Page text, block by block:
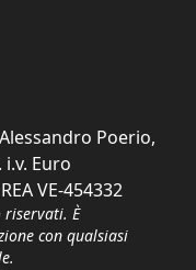
Poerio,
i.v. Euro
VE-454332
È
con qualsiasi